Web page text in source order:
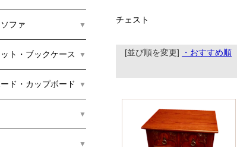
ファ
ト・ブックケース
ド・カップボード
チェスト
[並び順を変更] ・おすすめ順